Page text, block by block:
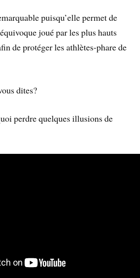
puisqu’elle permet de
joué par les plus hauts
de protéger les athlètes-phare de
dites?
perdre quelques illusions de